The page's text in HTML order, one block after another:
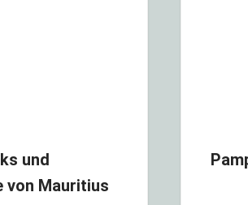
und
von Mauritius